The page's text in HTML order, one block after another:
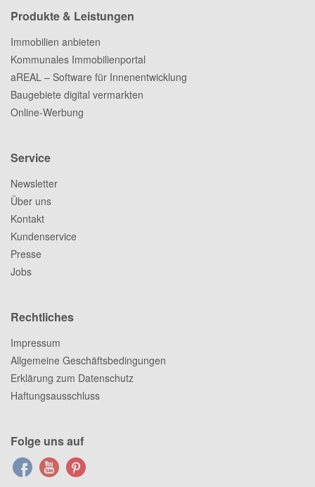
Produkte & Leistungen
Immobilien anbieten
Kommunales Immobilienportal
aREAL – Software für Innenentwicklung
Baugebiete digital vermarkten
Online-Werbung
Service
Newsletter
Über uns
Kontakt
Kundenservice
Presse
Jobs
Rechtliches
Impressum
Allgemeine Geschäftsbedingungen
Erklärung zum Datenschutz
Haftungsausschluss
Folge uns auf